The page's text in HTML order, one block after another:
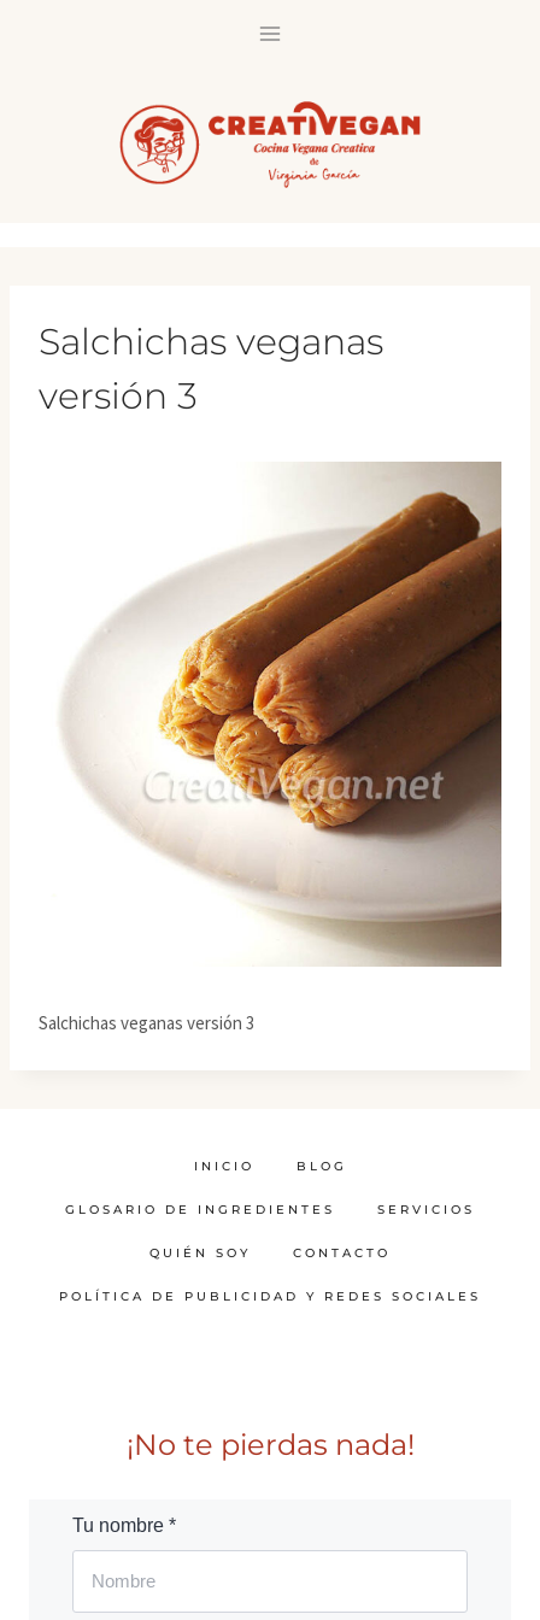
Salchichas veganas
versión 3
Salchichas veganas versión 3
INICIO BLOG
GLOSARIO DE INGREDIENTES SERVICIOS
QUIÉN SOY CONTACTO
POLÍTICA DE PUBLICIDAD Y REDES SOCIALES
¡No te pierdas nada!
Tu nombre *